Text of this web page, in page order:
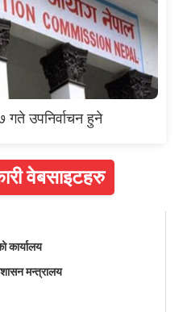
गते उपनिर्वाचन हुने
वेबसाइटहरु
कार्यालय
मन्त्रालय